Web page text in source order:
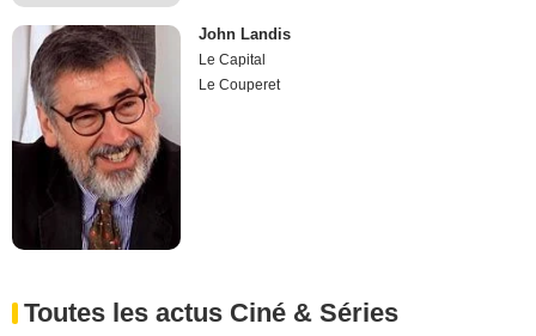
John Landis
Le Capital
Le Couperet
Toutes les actus Ciné & Séries